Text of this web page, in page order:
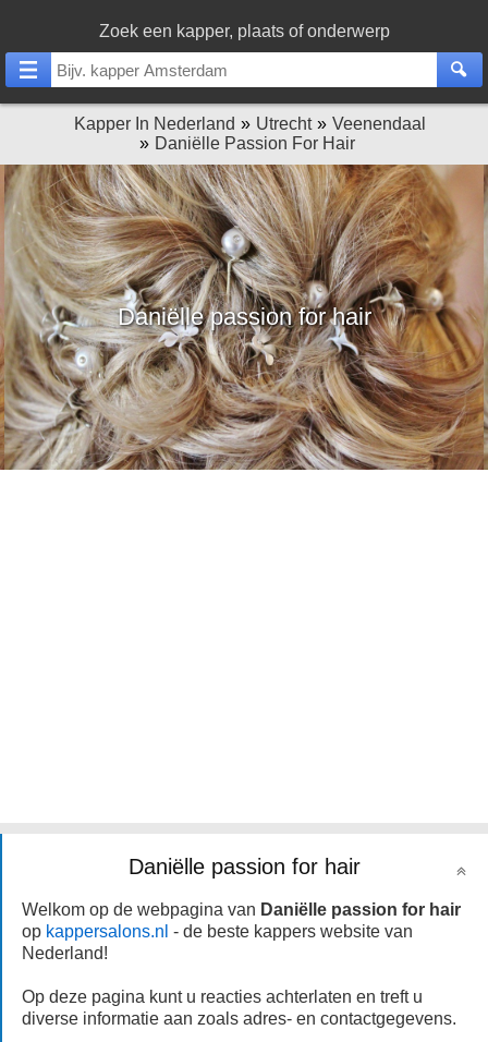
Zoek een kapper, plaats of onderwerp
Kapper In Nederland Utrecht
Veenendaal
Daniëlle Passion For Hair
Daniëlle passion for hair
Daniëlle passion for hair
Welkom op de webpagina van Daniëlle passion for hair
op kappersalons.nl - de beste kappers website van
Nederland!
Op deze pagina kunt u reacties achterlaten en treft u
diverse informatie aan zoals adres- en contactgegevens.